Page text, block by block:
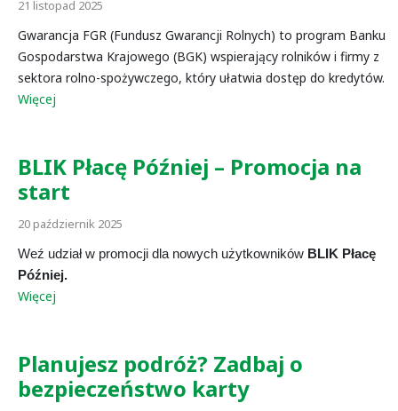
21 listopad 2025
Gwarancja FGR (Fundusz Gwarancji Rolnych) to program Banku
Gospodarstwa Krajowego (BGK) wspierający rolników i firmy z
sektora rolno-spożywczego, który ułatwia dostęp do kredytów.
Więcej
BLIK Płacę Później – Promocja na
start
20 październik 2025
Weź udział w promocji dla nowych użytkowników BLIK Płacę
Później.
Więcej
Planujesz podróż? Zadbaj o
bezpieczeństwo karty